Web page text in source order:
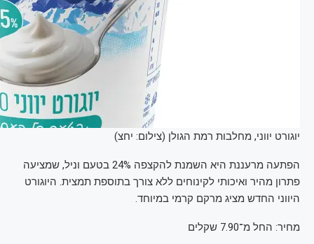
יוגורט יווני, מחלבות רמת הגולן (צילום: יחצ)
הפתעה מרעננת היא השמנת להקצפה 24% בטעם וניל, שמציעה
פתרון מהיר ואיכותי לקינוחים ללא צורך בתוספת תמצית. היוגורט
היווני החדש מציג מרקם קרמי במיוחד.
מחיר: החל מ־7.90 שקלים